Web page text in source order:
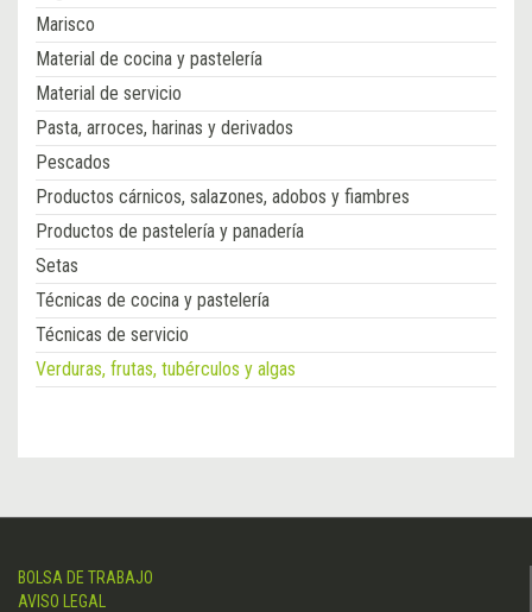
Marisco
Material de cocina y pastelería
Material de servicio
Pasta, arroces, harinas y derivados
Pescados
Productos cárnicos, salazones, adobos y fiambres
Productos de pastelería y panadería
Setas
Técnicas de cocina y pastelería
Técnicas de servicio
Verduras, frutas, tubérculos y algas
BOLSA DE TRABAJO
AVISO LEGAL